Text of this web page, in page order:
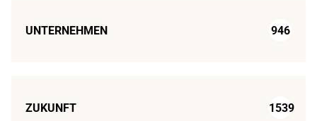
UNTERNEHMEN 946
ZUKUNFT 1539